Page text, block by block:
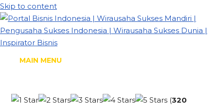
Skip to content
MAIN MENU
(320